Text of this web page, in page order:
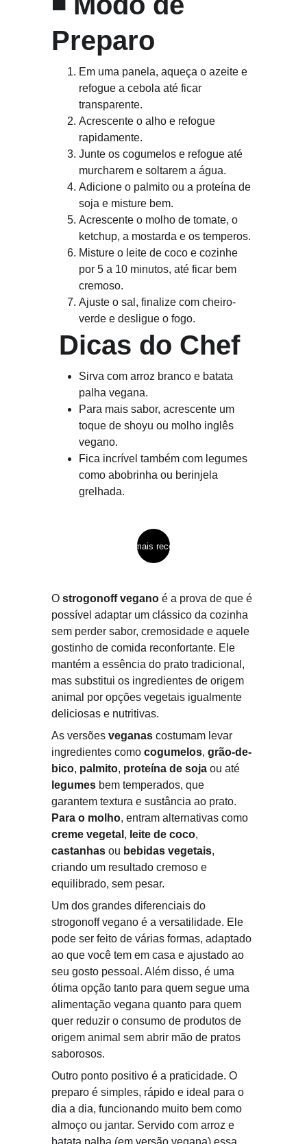
Preparo
Em uma panela, aqueça o azeite e
refogue a cebola até ficar
transparente.
Acrescente o alho e refogue
rapidamente.
Junte os cogumelos e refogue até
murcharem e soltarem a água.
Adicione o palmito ou a proteína de
soja e misture bem.
Acrescente o molho de tomate, o
ketchup, a mostarda e os temperos.
Misture o leite de coco e cozinhe
por 5 a 10 minutos, até ficar bem
cremoso.
Ajuste o sal, finalize com cheiro-
verde e desligue o fogo.
Dicas do Chef
Sirva com arroz branco e batata
palha vegana.
Para mais sabor, acrescente um
toque de shoyu ou molho inglês
vegano.
Fica incrível também com legumes
como abobrinha ou berinjela
grelhada.
ver mais receitas
O strogonoff vegano é a prova de que é
possível adaptar um clássico da cozinha
sem perder sabor, cremosidade e aquele
gostinho de comida reconfortante. Ele
mantém a essência do prato tradicional,
mas substitui os ingredientes de origem
animal por opções vegetais igualmente
deliciosas e nutritivas.
As versões veganas costumam levar
ingredientes como cogumelos, grão-de-
bico, palmito, proteína de soja ou até
legumes bem temperados, que
garantem textura e sustância ao prato.
Para o molho, entram alternativas como
creme vegetal , leite de coco,
castanhas ou bebidas vegetais,
criando um resultado cremoso e
equilibrado, sem pesar.
Um dos grandes diferenciais do
strogonoff vegano é a versatilidade. Ele
pode ser feito de várias formas, adaptado
ao que você tem em casa e ajustado ao
seu gosto pessoal. Além disso, é uma
ótima opção tanto para quem segue uma
alimentação vegana quanto para quem
quer reduzir o consumo de produtos de
origem animal sem abrir mão de pratos
saborosos.
Outro ponto positivo é a praticidade. O
preparo é simples, rápido e ideal para o
dia a dia, funcionando muito bem como
almoço ou jantar. Servido com arroz e
batata palha (em versão vegana) essa